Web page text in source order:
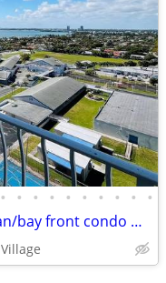
• • • • • • • • • •
Unfurnished Room in luxury ocean/bay front condo w/pool, gym, w/d